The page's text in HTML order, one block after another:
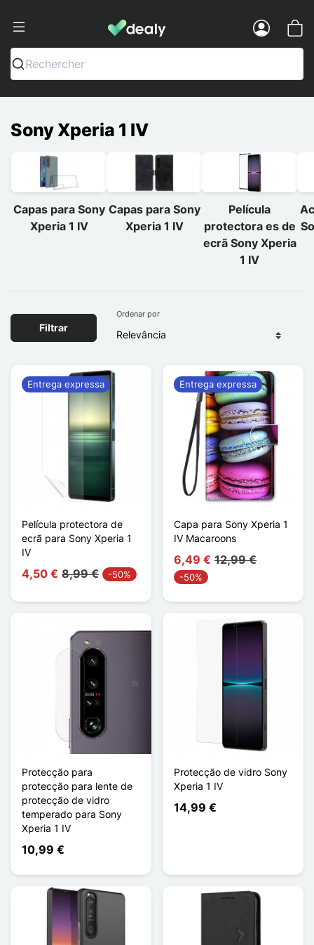
Dealy - Capas e acessórios para
Rechercher
Sony Xperia 1 IV
Capas para Sony
Xperia 1 IV
Capas para Sony
Xperia 1 IV
Película
protectora es de
ecrã Sony Xperia
1 IV
Filtrar
Ordenar por
Película protectora de
ecrã para Sony Xperia 1
IV
4,50 € 8,99 € -50%
Entrega expressa
Capa para Sony Xperia 1
IV Macaroons
6,49 € 12,99 €
-50%
Entrega expressa
Protecção para
protecção para lente de
protecção de vidro
temperado para Sony
Xperia 1 IV
10,99 €
Protecção de vidro Sony
Xperia 1 IV
14,99 €